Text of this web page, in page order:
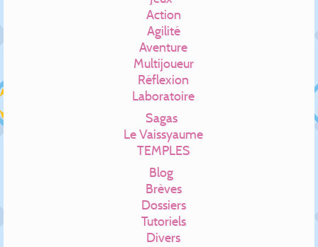
Action
Agilité
Aventure
Multijoueur
Réflexion
Laboratoire
Sagas
Le Vaissyaume
TEMPLES
Blog
Brèves
Dossiers
Tutoriels
Divers